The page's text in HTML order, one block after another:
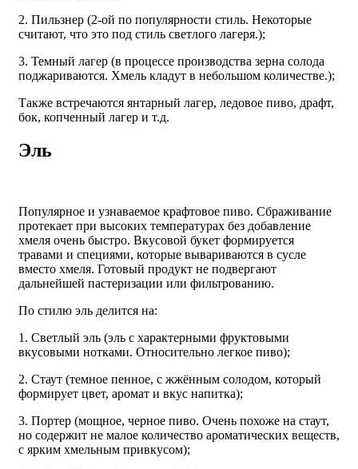
2. Пильзнер (2-ой по популярности стиль. Некоторые
считают, что это под стиль светлого лагеря.);
3. Темный лагер (в процессе производства зерна солода
поджариваются. Хмель кладут в небольшом количестве.);
Также встречаются янтарный лагер, ледовое пиво, драфт,
бок, копченный лагер и т.д.
Эль
Популярное и узнаваемое крафтовое пиво. Сбраживание
протекает при высоких температурах без добавление
хмеля очень быстро. Вкусовой букет формируется
травами и специями, которые вывариваются в сусле
вместо хмеля. Готовый продукт не подвергают
дальнейшей пастеризации или фильтрованию.
По стилю эль делится на:
1. Светлый эль (эль с характерными фруктовыми
вкусовыми нотками. Относительно легкое пиво);
2. Стаут (темное пенное, с жжённым солодом, который
формирует цвет, аромат и вкус напитка);
3. Портер (мощное, черное пиво. Очень похоже на стаут,
но содержит не малое количество ароматических веществ,
с ярким хмельным привкусом);